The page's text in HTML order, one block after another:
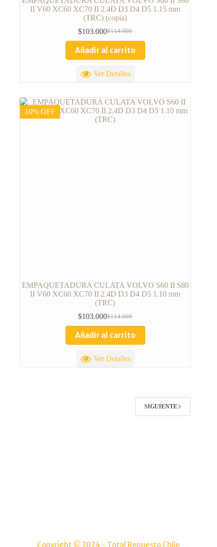
II V60 XC60 XC70 II 2.4D D3 D4 D5 1.15 mm
(TRC) (copia)
$114.000
$103.000
Añadir al carrito
Ver Detalles
10% OFF
EMPAQUETADURA CULATA VOLVO S60 II S80
II V60 XC60 XC70 II 2.4D D3 D4 D5 1.10 mm
(TRC)
$114.000
$103.000
Añadir al carrito
Ver Detalles
SIGUIENTE
Copyright © 2024 - Total Repuesto Chile